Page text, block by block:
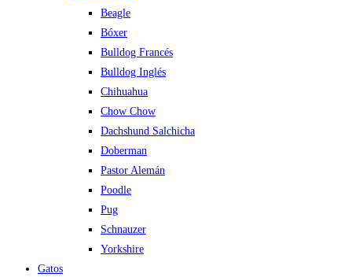
Beagle
Bóxer
Bulldog Francés
Bulldog Inglés
Chihuahua
Chow Chow
Dachshund Salchicha
Doberman
Pastor Alemán
Poodle
Pug
Schnauzer
Yorkshire
Gatos